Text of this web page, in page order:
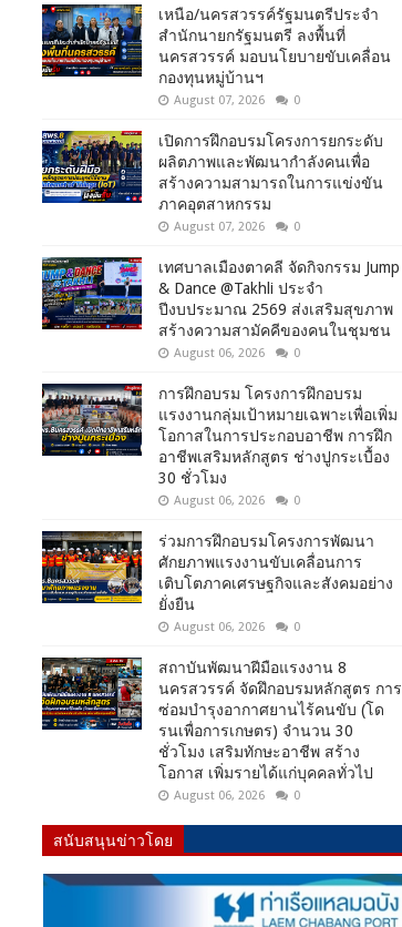
เหนือ/นครสวรรค์รัฐมนตรีประจำ
สำนักนายกรัฐมนตรี ลงพื้นที่
นครสวรรค์ มอบนโยบายขับเคลื่อน
กองทุนหมู่บ้านฯ
August 07, 2026 0
เปิดการฝึกอบรมโครงการยกระดับ
ผลิตภาพและพัฒนากำลังคนเพื่อ
สร้างความสามารถในการแข่งขัน
ภาคอุตสาหกรรม
August 07, 2026 0
เทศบาลเมืองตาคลี จัดกิจกรรม Jump
& Dance @Takhli ประจำ
ปีงบประมาณ 2569 ส่งเสริมสุขภาพ
สร้างความสามัคคีของคนในชุมชน
August 06, 2026 0
การฝึกอบรม โครงการฝึกอบรม
แรงงานกลุ่มเป้าหมายเฉพาะเพื่อเพิ่ม
โอกาสในการประกอบอาชีพ การฝึก
อาชีพเสริมหลักสูตร ช่างปูกระเบื้อง
30 ชั่วโมง
August 06, 2026 0
ร่วมการฝึกอบรมโครงการพัฒนา
ศักยภาพแรงงานขับเคลื่อนการ
เติบโตภาคเศรษฐกิจและสังคมอย่าง
ยั่งยืน
August 06, 2026 0
สถาบันพัฒนาฝีมือแรงงาน 8
นครสวรรค์ จัดฝึกอบรมหลักสูตร การ
ซ่อมบำรุงอากาศยานไร้คนขับ (โด
รนเพื่อการเกษตร) จำนวน 30
ชั่วโมง เสริมทักษะอาชีพ สร้าง
โอกาส เพิ่มรายได้แก่บุคคลทั่วไป
August 06, 2026 0
สนับสนุนข่าวโดย